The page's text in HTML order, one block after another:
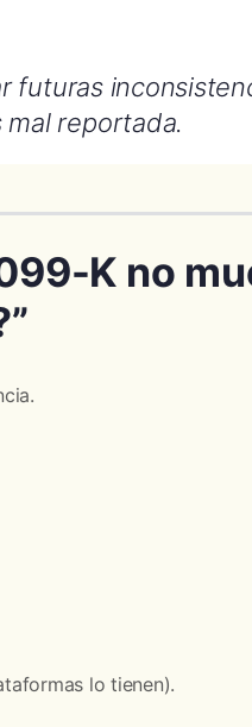
futuras
reportada.
K no
lo tienen).